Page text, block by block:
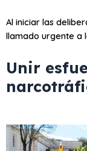
Al iniciar las
llamado urgente a
Unir